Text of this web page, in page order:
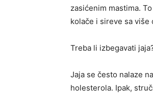
zasićenim mastima.
kolače i sireve sa više
Treba li izbegavati
Jaja se često nalaze
holesterola. Ipak,